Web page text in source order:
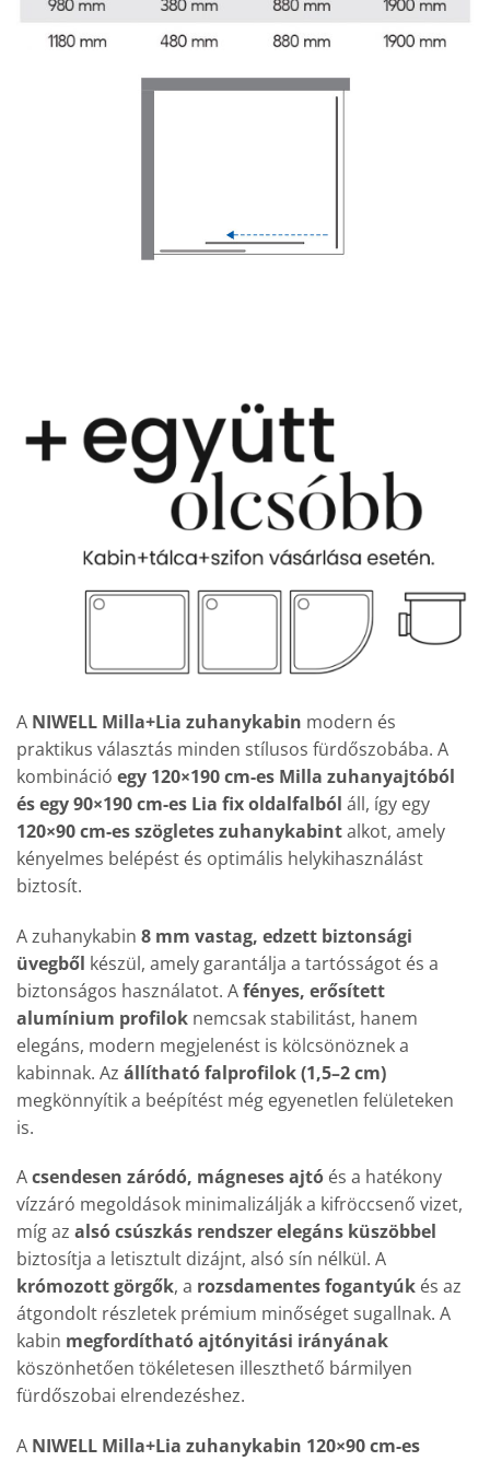
A NIWELL Milla+Lia zuhanykabin modern és
praktikus választás minden stílusos fürdőszobába. A
kombináció egy 120×190 cm-es Milla zuhanyajtóból
és egy 90×190 cm-es Lia fix oldalfalból áll, így egy
120×90 cm-es szögletes zuhanykabintalkot, amely
kényelmes belépést és optimális helykihasználást
biztosít.
A zuhanykabin 8 mm vastag, edzett biztonsági
üvegből készül, amely garantálja a tartósságot és a
biztonságos használatot. Afényes, erősített
alumínium profilok nemcsak stabilitást, hanem
elegáns, modern megjelenést is kölcsönöznek a
kabinnak. Az állítható falprofilok (1,5–2 cm)
megkönnyítik a beépítést még egyenetlen felületeken
is.
Acsendesen záródó, mágneses ajtó és a hatékony
vízzáró megoldások minimalizálják a kifröccsenő vizet,
míg az alsó csúszkás rendszer elegáns küszöbbel
biztosítja a letisztult dizájnt, alsó sín nélkül. A
krómozott görgők, a rozsdamentes fogantyúk és az
átgondolt részletek prémium minőséget sugallnak. A
kabin megfordítható ajtónyitási irányának
köszönhetően tökéletesen illeszthető bármilyen
fürdőszobai elrendezéshez.
A NIWELL Milla+Lia zuhanykabin 120×90 cm-es